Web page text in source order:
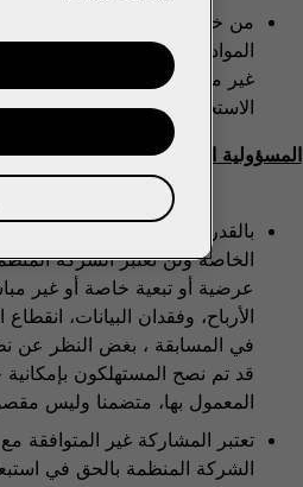
من خلال مشاركه المستهلكين في
المواد المتعلقة بالحملة
غير محدودة من الزمن وفي جميع
الاستخدام.
المسؤولية القانونية
بالقدر الذي لا يحظره
الخاصة ولن تعتبر الشركة
عرضية أو تبعية خاصة أو غير
الأرباح، وفقدان البيانات،
في المسابقة ، بغض النظر عن
قد تم نصح المستهلكون
المعمول بها، متضمنا وليس
تعتبر المشاركة غير
الشركة المنظمة بالحق في